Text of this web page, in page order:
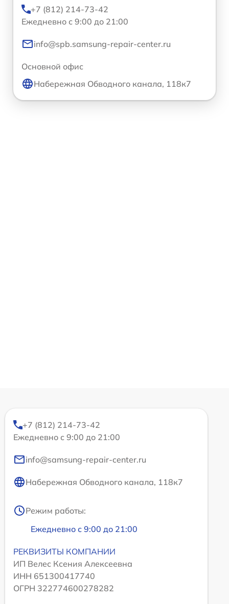
+7 (812) 214-73-42
Ежедневно с 9:00 до 21:00
info@spb.samsung-repair-center.ru
Основной офис
Набережная Обводного канала, 118к7
+7 (812) 214-73-42
Ежедневно с 9:00 до 21:00
info@samsung-repair-center.ru
Набережная Обводного канала, 118к7
Режим работы:
Ежедневно с 9:00 до 21:00
РЕКВИЗИТЫ КОМПАНИИ
ИП Велес Ксения Алексеевна
ИНН 651300417740
ОГРН 322774600278282